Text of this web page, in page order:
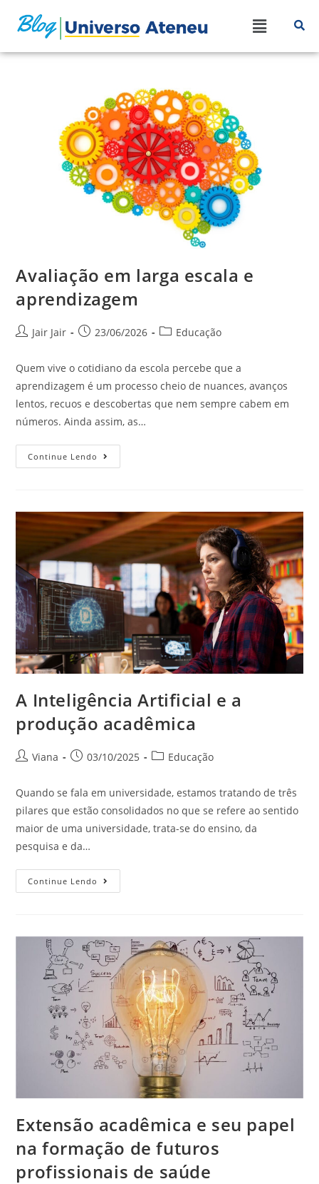
Avaliação em larga escala e
aprendizagem
Jair Jair 23/06/2026 Educação
Quem vive o cotidiano da escola percebe que a
aprendizagem é um processo cheio de nuances, avanços
lentos, recuos e descobertas que nem sempre cabem em
números. Ainda assim, as…
Continue Lendo
A Inteligência Artificial e a
produção acadêmica
Viana 03/10/2025 Educação
Quando se fala em universidade, estamos tratando de três
pilares que estão consolidados no que se refere ao sentido
maior de uma universidade, trata-se do ensino, da
pesquisa e da…
Continue Lendo
Extensão acadêmica e seu papel
na formação de futuros
profissionais de saúde